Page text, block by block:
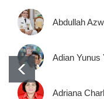
Abdullah
Adian Yunus
Adriana